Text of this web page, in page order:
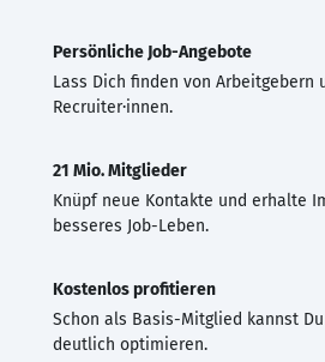
Persönliche Job-Angebote
Lass Dich finden von Arbeitgebern
Recruiter·innen.
21 Mio. Mitglieder
Knüpf neue Kontakte und erhalte
besseres Job-Leben.
Kostenlos profitieren
Schon als Basis-Mitglied kannst Du
deutlich optimieren.